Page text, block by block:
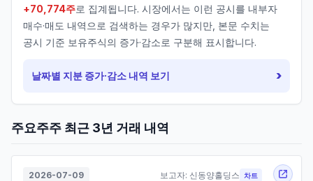
+70,774주로 집계됩니다. 시장에서는 이런 공시를 내부자
매수·매도 내역으로 검색하는 경우가 많지만, 본문 수치는
공시 기준 보유주식의 증가·감소로 구분해 표시합니다.
날짜별 지분 증가·감소 내역 보기 ›
주요주주 최근 3년 거래 내역
2026-07-09 보고자: 신동양홀딩스 차트